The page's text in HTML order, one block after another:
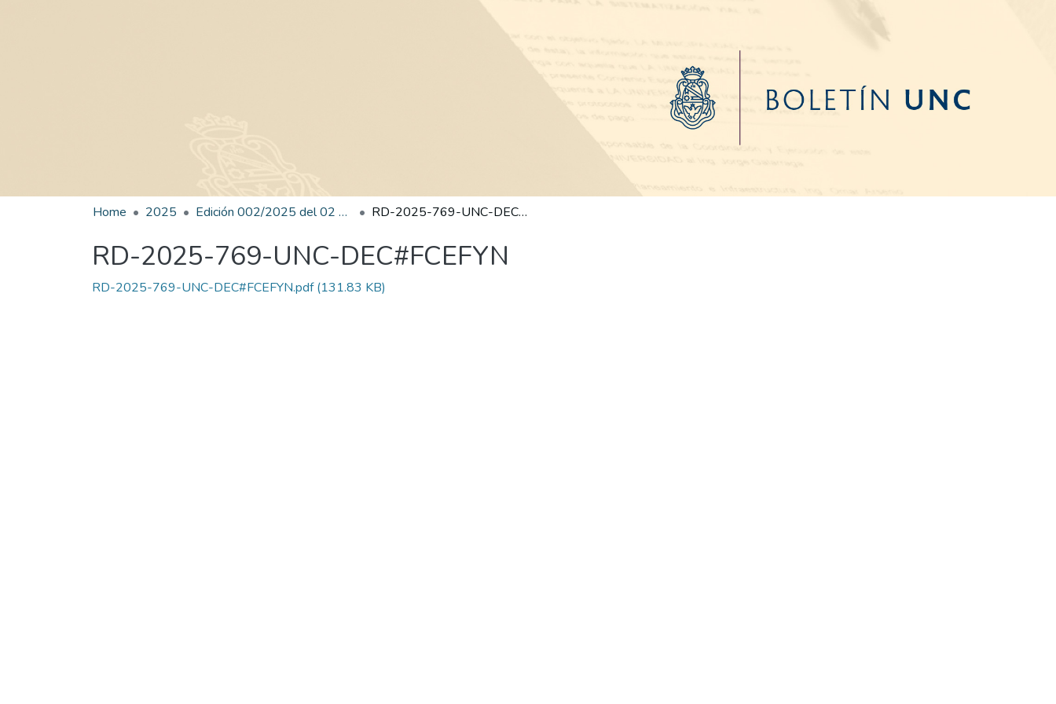
Home 2025 Edición 002/2025 del 02 de junio de 2025 RD-2025-769-UNC-DEC#FCEFYN
RD-2025-769-UNC-DEC#FCEFYN
RD-2025-769-UNC-DEC#FCEFYN.pdf(131.83 KB)